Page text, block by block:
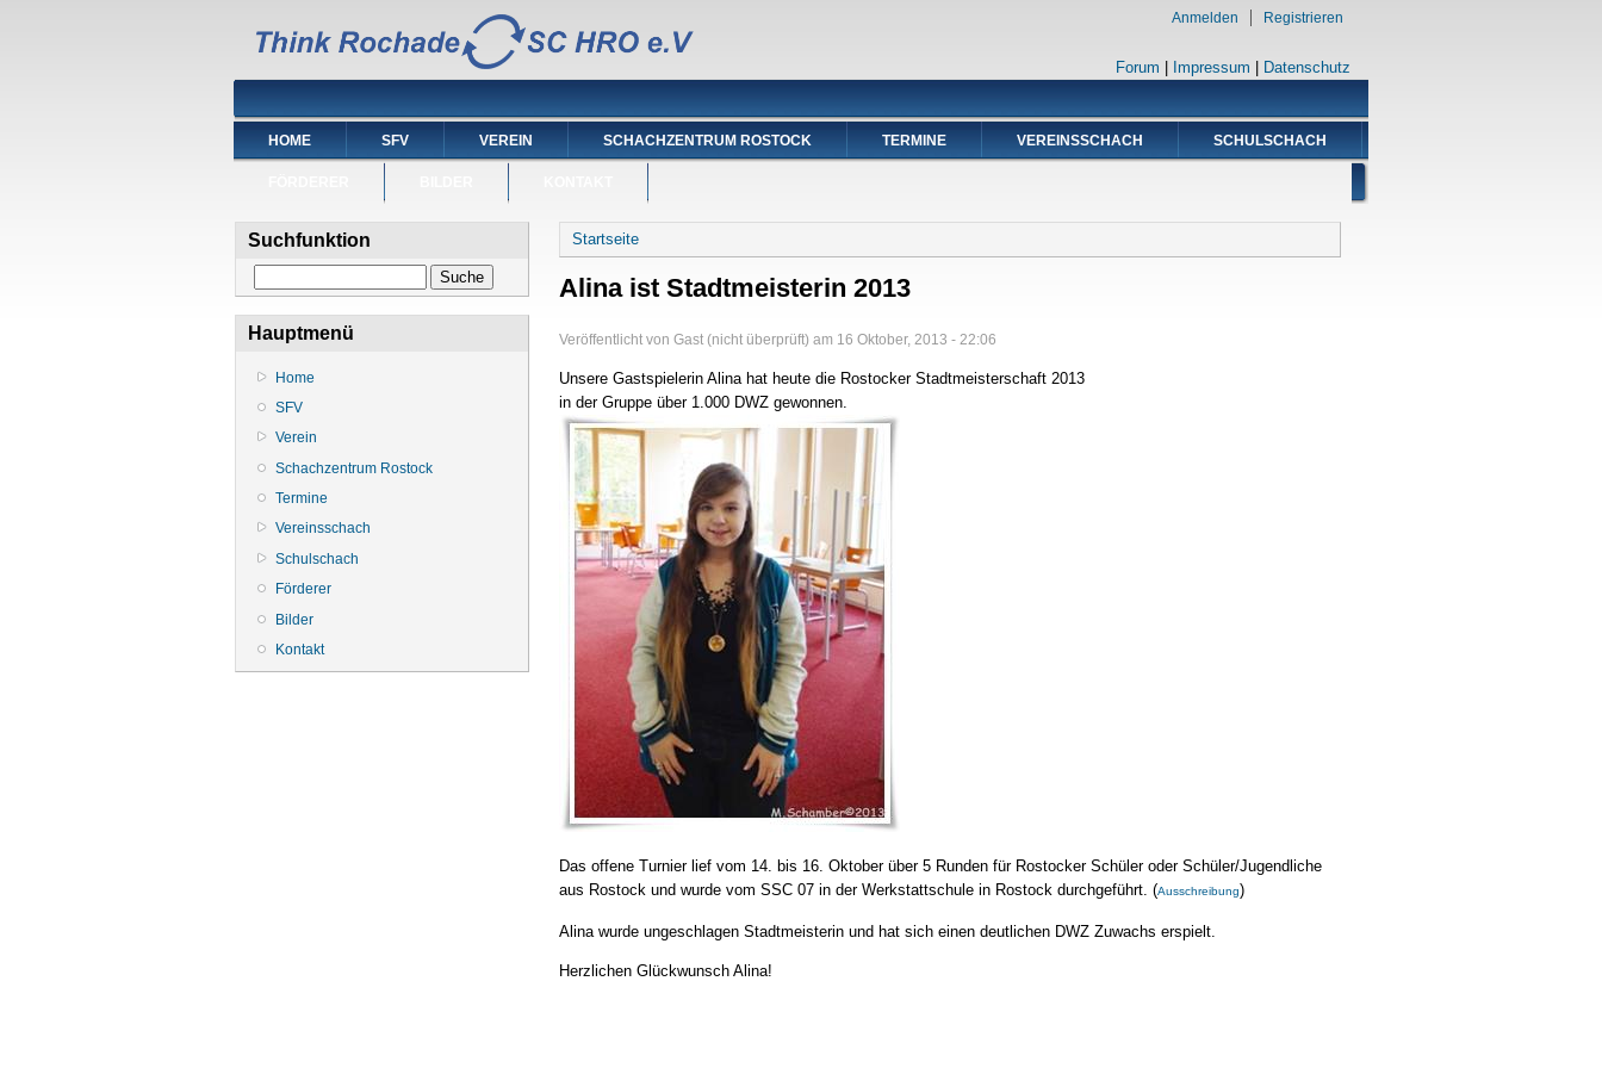
Forum Impressum Datenschutz
Anmelden Registrieren
HOME SFV VEREIN SCHACHZENTRUM ROSTOCK TERMINE VEREINSSCHACH SCHULSCHACH
Suchfunktion
Hauptmenü
Home
SFV
Verein
Schachzentrum Rostock
Termine
Vereinsschach
Schulschach
Förderer
Bilder
Kontakt
Sie sind hier
Startseite
Alina ist Stadtmeisterin 2013
Veröffentlicht von Gast (nicht überprüft) am 16 Oktober, 2013 - 22:06
Unsere Gastspielerin Alina hat heute die Rostocker Stadtmeisterschaft 2013
in der Gruppe über 1.000 DWZ gewonnen.
Das offene Turnier lief vom 14. bis 16. Oktober über 5 Runden für Rostocker Schüler oder Schüler/Jugendliche
aus Rostock und wurde vom SSC 07 in der Werkstattschule in Rostock durchgeführt. (Ausschreibung)
Alina wurde ungeschlagen Stadtmeisterin und hat sich einen deutlichen DWZ Zuwachs erspielt.
Herzlichen Glückwunsch Alina!